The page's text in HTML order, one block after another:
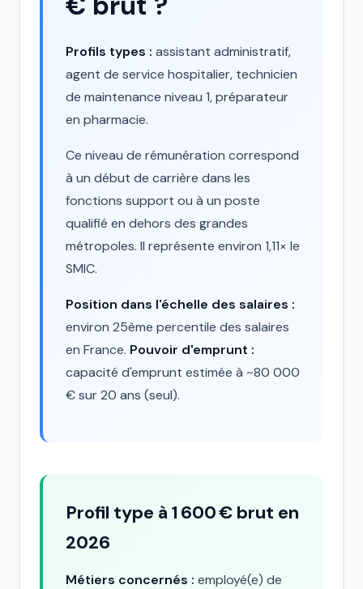
Profils types : assistant administratif,
agent de service hospitalier, technicien
de maintenance niveau 1, préparateur
en pharmacie.
Ce niveau de rémunération correspond
à un début de carrière dans les
fonctions support ou à un poste
qualifié en dehors des grandes
métropoles. Il représente environ 1,11× le
SMIC.
Position dans l'échelle des salaires :
environ 25ème percentile des salaires
en France. Pouvoir d'emprunt :
capacité d'emprunt estimée à ~80 000
€ sur 20 ans (seul).
Profil type à 1 600 € brut en
2026
Métiers concernés : employé(e) de